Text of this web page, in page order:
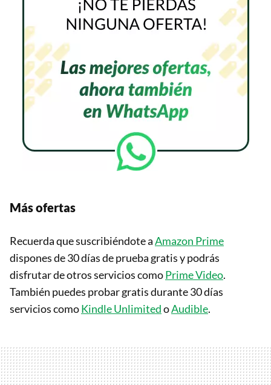
Más ofertas
Recuerda que suscribiéndote aAmazon Prime
dispones de 30 días de prueba gratis y podrás
disfrutar de otros servicios comoPrime Video.
También puedes probar gratis durante 30 días
servicios comoKindle UnlimitedoAudible.